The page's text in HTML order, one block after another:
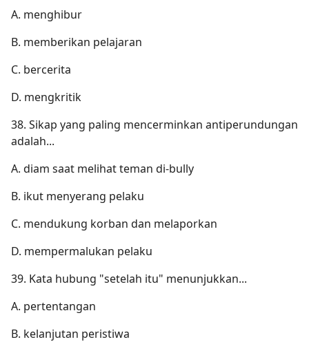
A. menghibur
B. memberikan pelajaran
C. bercerita
D. mengkritik
38. Sikap yang paling mencerminkan antiperundungan
adalah...
A. diam saat melihat teman di-bully
B. ikut menyerang pelaku
C. mendukung korban dan melaporkan
D. mempermalukan pelaku
39. Kata hubung "setelah itu" menunjukkan...
A. pertentangan
B. kelanjutan peristiwa